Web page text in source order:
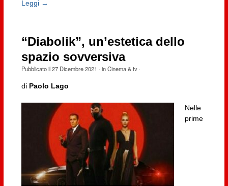
Leggi →
“Diabolik”, un’estetica dello
spazio sovversiva
Pubblicato il27 Dicembre 2021 · inCinema & tv·
di Paolo Lago
Nelle
prime